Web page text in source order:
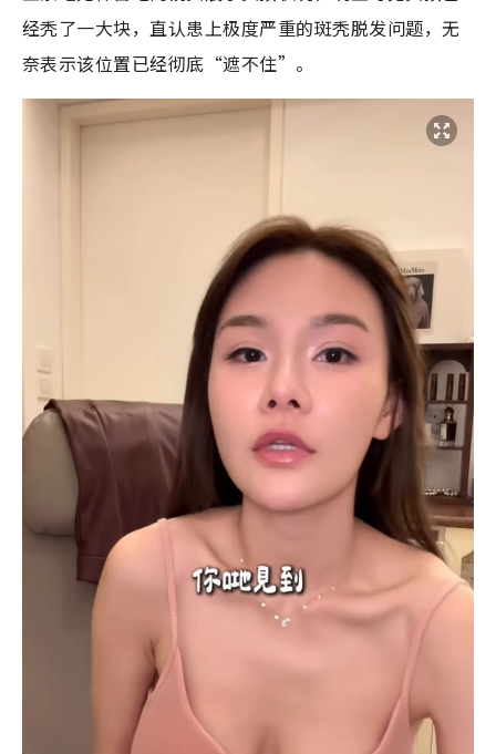
经秃了一大块，直认患上极度严重的斑秃脱发问题，无
奈表示该位置已经彻底“遮不住”。